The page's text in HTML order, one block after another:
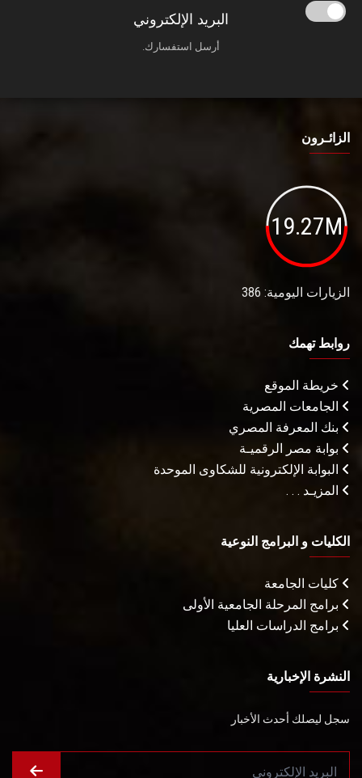
البريد الإلكتروني
أرسل استفسارك.
الزائـرون
19.27M
الزيارات اليومية: 386
روابط تهمك
خريطة الموقع
الجامعات المصرية
بنك المعرفة المصري
بوابة مصر الرقميـة
البوابة الإلكترونية للشكاوى الموحدة
المزيـد . . .
الكليات و البرامج النوعية
كليات الجامعة
برامج المرحلة الجامعية الأولى
برامج الدراسات العليا
النشرة الإخبارية
سجل ليصلك أحدث الأخبار